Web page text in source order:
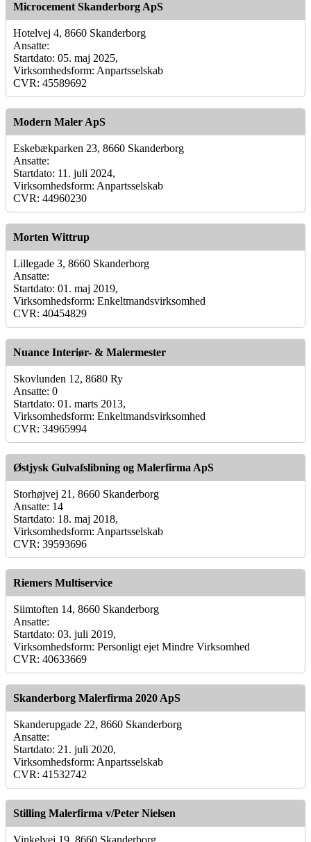
Microcement Skanderborg ApS
Hotelvej 4, 8660 Skanderborg
Ansatte:
Startdato: 05. maj 2025,
Virksomhedsform: Anpartsselskab
CVR: 45589692
Modern Maler ApS
Eskebækparken 23, 8660 Skanderborg
Ansatte:
Startdato: 11. juli 2024,
Virksomhedsform: Anpartsselskab
CVR: 44960230
Morten Wittrup
Lillegade 3, 8660 Skanderborg
Ansatte:
Startdato: 01. maj 2019,
Virksomhedsform: Enkeltmandsvirksomhed
CVR: 40454829
Nuance Interiør- & Malermester
Skovlunden 12, 8680 Ry
Ansatte: 0
Startdato: 01. marts 2013,
Virksomhedsform: Enkeltmandsvirksomhed
CVR: 34965994
Østjysk Gulvafslibning og Malerfirma ApS
Storhøjvej 21, 8660 Skanderborg
Ansatte: 14
Startdato: 18. maj 2018,
Virksomhedsform: Anpartsselskab
CVR: 39593696
Riemers Multiservice
Siimtoften 14, 8660 Skanderborg
Ansatte:
Startdato: 03. juli 2019,
Virksomhedsform: Personligt ejet Mindre Virksomhed
CVR: 40633669
Skanderborg Malerfirma 2020 ApS
Skanderupgade 22, 8660 Skanderborg
Ansatte:
Startdato: 21. juli 2020,
Virksomhedsform: Anpartsselskab
CVR: 41532742
Stilling Malerfirma v/Peter Nielsen